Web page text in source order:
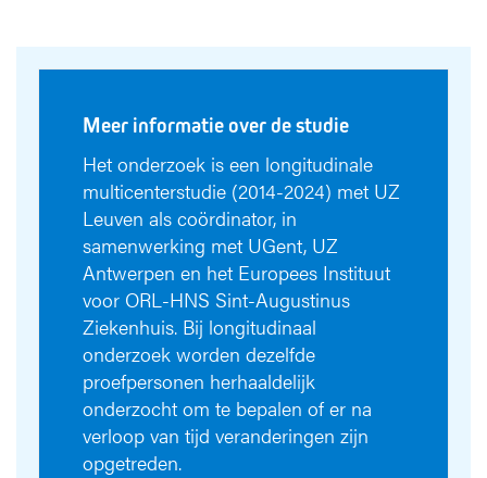
Meer informatie over de studie
Het onderzoek is een longitudinale
multicenterstudie (2014-2024) met UZ
Leuven als coördinator, in
samenwerking met UGent, UZ
Antwerpen en het Europees Instituut
voor ORL-HNS Sint-Augustinus
Ziekenhuis. Bij longitudinaal
onderzoek worden dezelfde
proefpersonen herhaaldelijk
onderzocht om te bepalen of er na
verloop van tijd veranderingen zijn
opgetreden.